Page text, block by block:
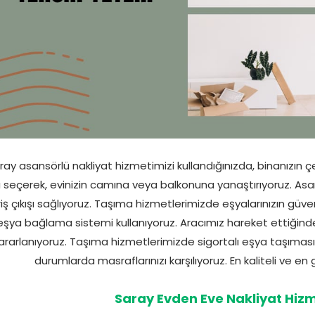
asansörlü nakliyat hizmetimizi kullandığınızda,
seçerek, evinizin camına veya balkonuna yanaştırıyoruz.
çıkışı sağlıyoruz. Taşıma hizmetlerimizde eşyalarınızın
bağlama sistemi kullanıyoruz. Aracımız hareket
Taşıma hizmetlerimizde sigortalı eşya
durumlarda masraflarınızı karşılıyoruz. En kaliteli ve
Saray Evden Eve Nakliyat